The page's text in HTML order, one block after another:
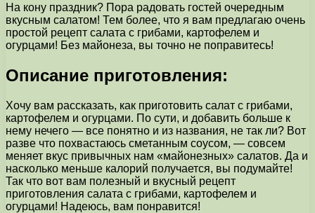
На кону праздник? Пора радовать гостей очередным
вкусным салатом! Тем более, что я вам предлагаю очень
простой рецепт салата с грибами, картофелем и
огурцами! Без майонеза, вы точно не поправитесь!
Описание приготовления:
Хочу вам рассказать, как приготовить салат с грибами,
картофелем и огурцами. По сути, и добавить больше к
нему нечего — все понятно и из названия, не так ли? Вот
разве что похвастаюсь сметанным соусом, — совсем
меняет вкус привычных нам «майонезных» салатов. Да и
насколько меньше калорий получается, вы подумайте!
Так что вот вам полезный и вкусный рецепт
приготовления салата с грибами, картофелем и
огурцами! Надеюсь, вам понравится!